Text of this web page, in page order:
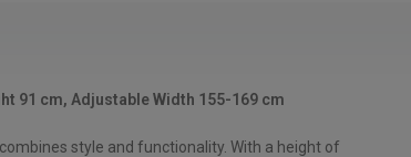
91 cm, Adjustable Width 155-169 cm
style and functionality. With a height of